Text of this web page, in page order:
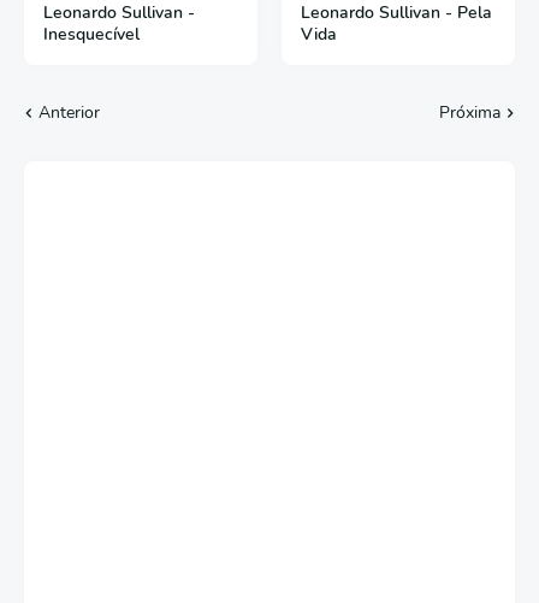
Leonardo Sullivan -
Inesquecível
Leonardo Sullivan - Pela
Vida
Anterior Próxima